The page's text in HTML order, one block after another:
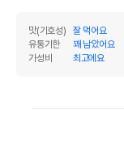
맛(기호성)
잘 먹어요
유통기한
꽤 남았어요
가성비
최고에요